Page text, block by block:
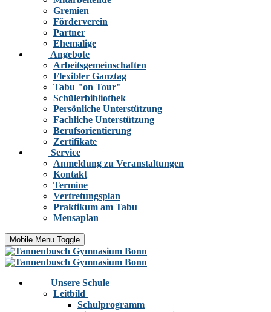
Gremien
Förderverein
Partner
Ehemalige
Angebote
Arbeitsgemeinschaften
Flexibler Ganztag
Tabu "on Tour"
Schülerbibliothek
Persönliche Unterstützung
Fachliche Unterstützung
Berufsorientierung
Zertifikate
Service
Anmeldung zu Veranstaltungen
Kontakt
Termine
Vertretungsplan
Praktikum am Tabu
Mensaplan
Mobile Menu Toggle
Unsere Schule
Leitbild
Schulprogramm